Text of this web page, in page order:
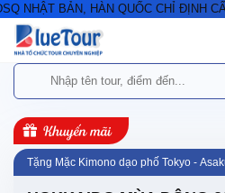
NHẬT BẢN, HÀN QUỐC CHỈ ĐỊNH
Tặng Mặc Kimono dạo phố Tokyo -